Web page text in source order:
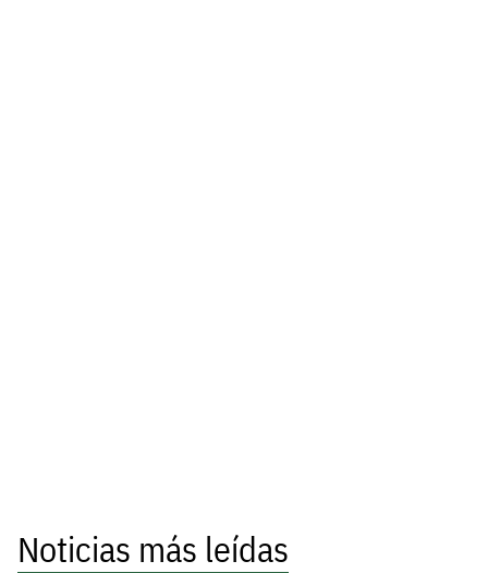
Noticias más leídas